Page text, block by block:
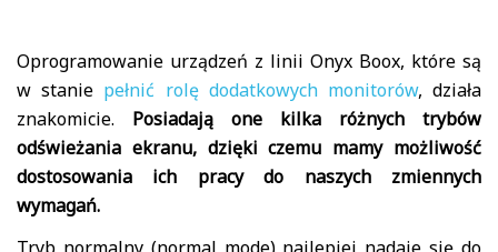
Oprogramowanie urządzeń z linii Onyx Boox, które są
w stanie pełnić rolę dodatkowych monitorów, działa
znakomicie. Posiadają one kilka różnych trybów
odświeżania ekranu, dzięki czemu mamy możliwość
dostosowania ich pracy do naszych zmiennych
wymagań.